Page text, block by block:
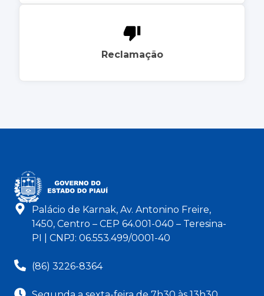
Reclamação
Palácio de Karnak, Av. Antonino Freire,
1450, Centro – CEP 64.001-040 – Teresina-
PI | CNPJ: 06.553.499/0001-40
(86) 3226-8364